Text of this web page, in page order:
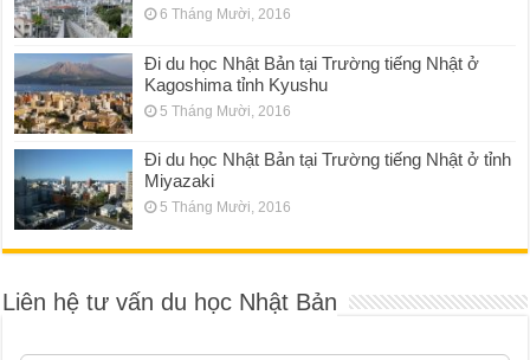
6 Tháng Mười, 2016
Đi du học Nhật Bản tại Trường tiếng Nhật ở
Kagoshima tỉnh Kyushu
5 Tháng Mười, 2016
Đi du học Nhật Bản tại Trường tiếng Nhật ở tỉnh
Miyazaki
5 Tháng Mười, 2016
Liên hệ tư vấn du học Nhật Bản